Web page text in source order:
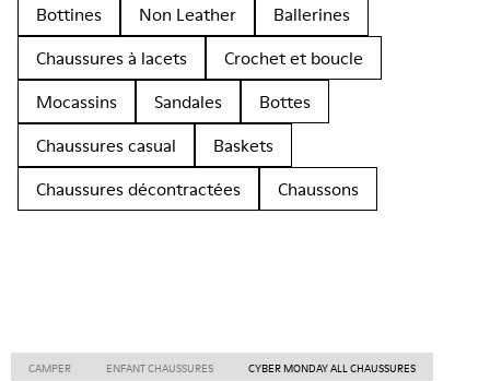
Bottines Non Leather
Ballerines
Chaussures à lacets
Crochet et boucle
Mocassins
Sandales
Bottes
Chaussures casual
Baskets
Chaussures décontractées
Chaussons
CAMPER ENFANT CHAUSSURES CYBER MONDAY ALL CHAUSSURES